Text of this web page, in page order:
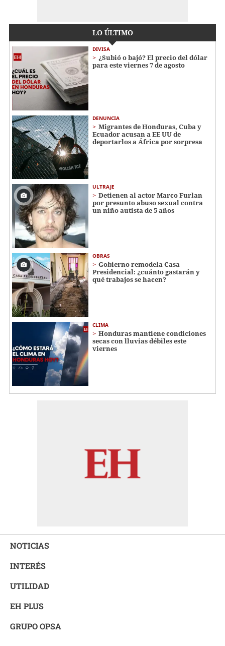
LO ÚLTIMO
DIVISA
¿Subió o bajó? El precio del dólar
para este viernes 7 de agosto
DENUNCIA
Migrantes de Honduras, Cuba y
Ecuador acusan a EE UU de
deportarlos a África por sorpresa
ULTRAJE
Detienen al actor Marco Furlan
por presunto abuso sexual contra
un niño autista de 5 años
OBRAS
Gobierno remodela Casa
Presidencial: ¿cuánto gastarán y
qué trabajos se hacen?
CLIMA
Honduras mantiene condiciones
secas con lluvias débiles este
viernes
NOTICIAS
INTERÉS
UTILIDAD
EH PLUS
GRUPO OPSA